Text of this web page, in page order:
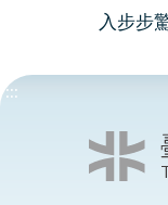
入步步
:::